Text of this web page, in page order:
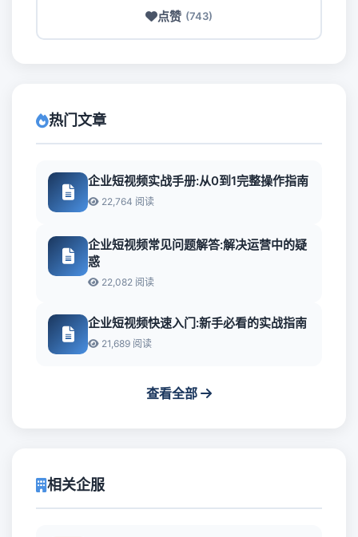
点赞 (743)
热门文章
企业短视频实战手册:从0到1完整操作指南
22,764 阅读
企业短视频常见问题解答:解决运营中的疑
惑
22,082 阅读
企业短视频快速入门:新手必看的实战指南
21,689 阅读
查看全部
相关企服